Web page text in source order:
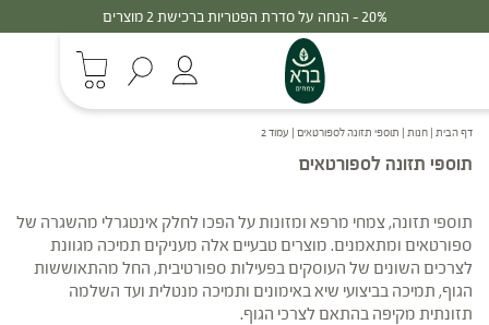
20% - הנחה על סדרת הפטריות ברכישת 2 מוצרים
דף הבית | חנות | תוספי תזונה לספורטאים | עמוד 2
תוספי תזונה לספורטאים
תוספי תזונה, צמחי מרפא ומזונות על הפכו לחלק אינטגרלי מהשגרה של
ספורטאים ומתאמנים. מוצרים טבעיים אלה מעניקים תמיכה מגוונת
לצרכים השונים של העוסקים בפעילות ספורטיבית, החל מהתאוששות
הגוף, תמיכה בביצועי שיא באימונים ותמיכה מנטלית ועד השלמה
תזונתית מקיפה בהתאם לצרכי הגוף.